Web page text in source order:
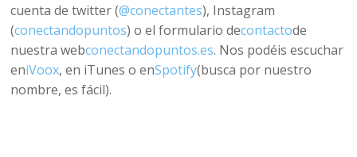
cuenta de twitter (@conectantes), Instagram
(conectandopuntos) o el formulario decontactode
nuestra webconectandopuntos.es. Nos podéis escuchar
eniVoox, en iTunes o enSpotify(busca por nuestro
nombre, es fácil).